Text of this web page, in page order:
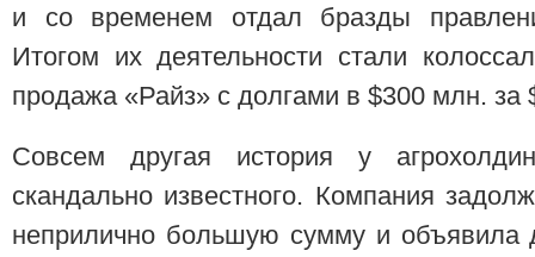
и со временем отдал бразды
Итогом их деятельности стали
продажа «Райз» с долгами в $300 млн. за
Совсем другая история у
скандально известного. Компания
неприлично большую сумму и объявила